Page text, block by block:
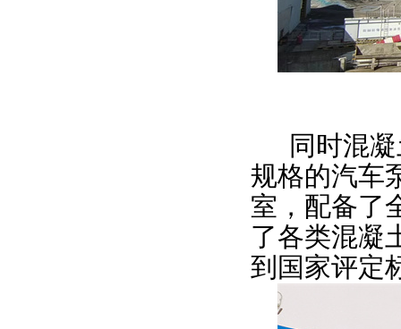
同时混
规格的汽车
室，配备了
了各类混凝
到国家评定